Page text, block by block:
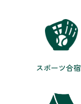
スポーツ合宿